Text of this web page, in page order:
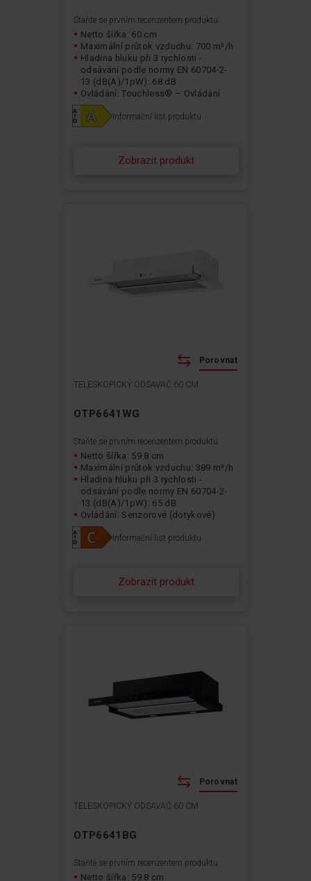
Zobrazit produkt
Staňte se prvním recenzentem produktu
Netto šířka: 60 cm
Maximální průtok vzduchu: 700 m³/h
Hladina hluku při 3 rychlosti -
odsávání podle normy EN 60704-2-
13 (dB(A)/1pW): 68 dB
Ovládání: Touchless® – Ovládání
gesty
Typ osvětlení: LED panel
Informační list produktu
TELESKOPICKÝ ODSAVAČ 60 CM
OTP6641WG
Zobrazit produkt
Staňte se prvním recenzentem produktu
Netto šířka: 59.8 cm
Maximální průtok vzduchu: 389 m³/h
Hladina hluku při 3 rychlosti -
odsávání podle normy EN 60704-2-
13 (dB(A)/1pW): 65 dB
Ovládání: Senzorové (dotykové)
Typ osvětlení: LED
Informační list produktu
Porovnat
TELESKOPICKÝ ODSAVAČ 60 CM
OTP6641BG
Staňte se prvním recenzentem produktu
Netto šířka: 59.8 cm
Porovnat